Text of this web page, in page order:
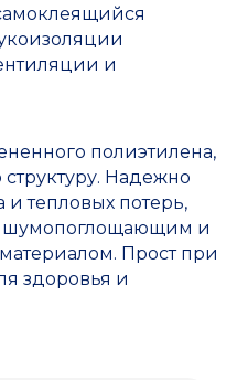
и
полиэтилена,
Надежно
и тепловых потерь,
шумопоглощающим и
Прост при
здоровья и